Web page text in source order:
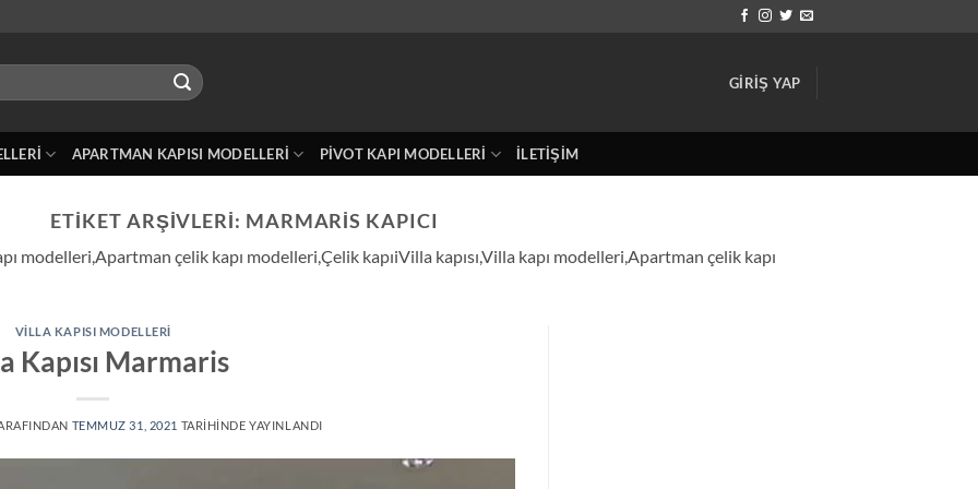
GIRIŞ YAP
APARTMAN KAPISI MODELLERI PIVOT KAPI MODELLERI İLETIŞIM
ETIKET ARŞIVLERI: MARMARIS KAPICI
modelleri,Apartman çelik kapı modelleri,Çelik kapıiVilla kapısı,Villa kapı modelleri,Apartman çelik kapı
VILLA KAPISI MODELLERI
Kapısı Marmaris
TEMMUZ 31, 2021 TARIHINDE YAYINLANDI